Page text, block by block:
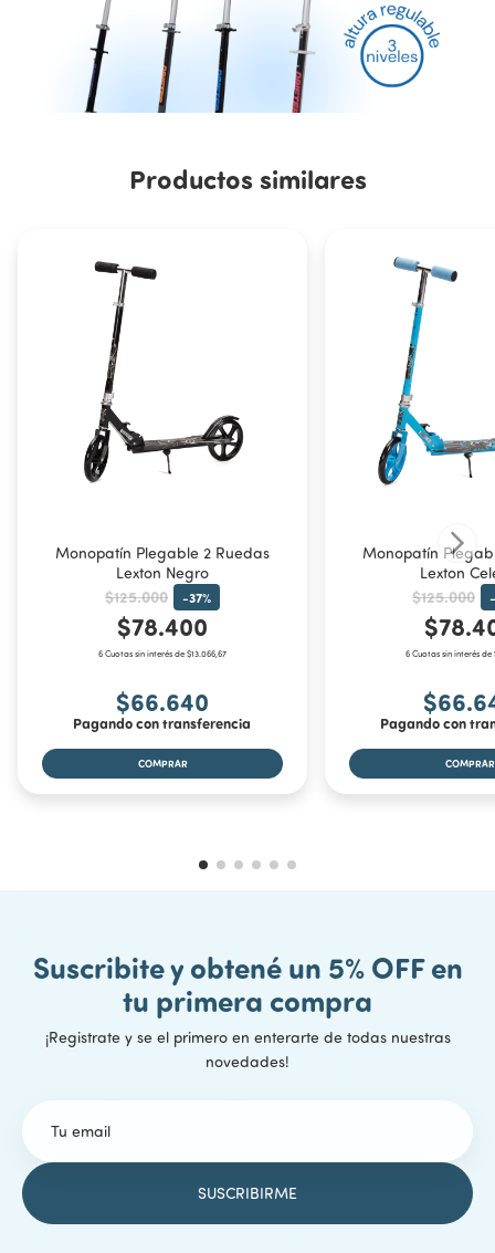
Productos similares
Monopatín Plegable 2 Ruedas
Lexton Negro
$125.000 -37%
$78.400
6 Cuotas sin interés de $13.066,67
$66.640
Pagando con transferencia
Monopatín
Lexton
$125.000 -
6 Cuotas sin interés de
Pagando con
Suscribite y obtené un 5% OFF en
tu primera compra
¡Registrate y se el primero en enterarte de todas nuestras
novedades!